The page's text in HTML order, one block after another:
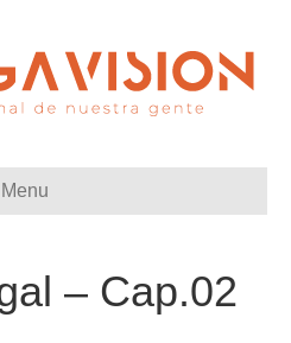
Menu
– Cap.02